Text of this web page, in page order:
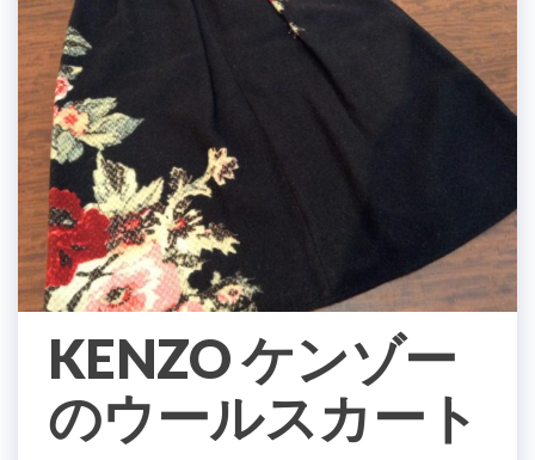
KENZO ケンゾー
のウールスカート